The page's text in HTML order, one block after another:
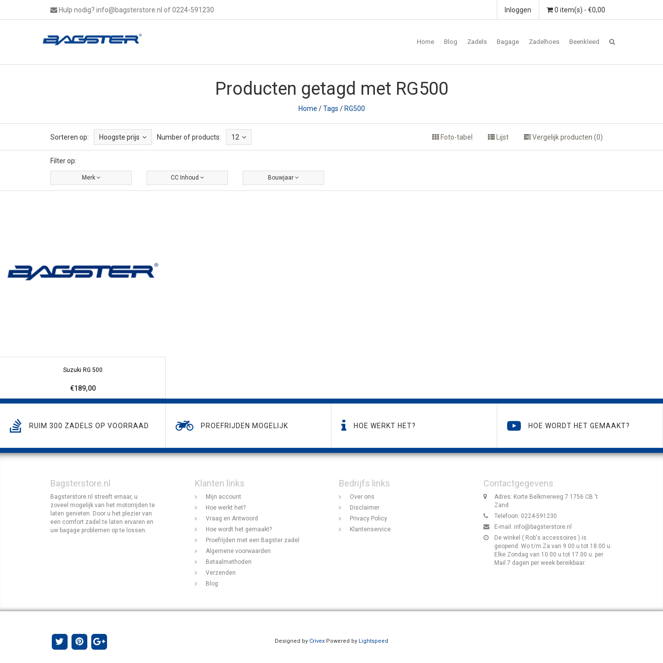
Hulp nodig? info@bagsterstore.nl of 0224-591230 0 item(s) - €0,00
Inloggen
Home Blog Zadels Bagage Zadelhoes Beenkleed
Producten getagd met RG500
Home /Tags /RG500
Sorteren op: Hoogste prijs Number of products: 12 Foto-tabel Lijst Vergelijk producten (0)
Filter op:
Merk CC Inhoud Bouwjaar
Suzuki RG 500
€189,00
RUIM 300 ZADELS OP VOORRAAD PROEFRIJDEN MOGELIJK HOE WERKT HET? HOE WORDT HET GEMAAKT?
Bagsterstore.nl
Bagsterstore.nl streeft ernaar, u
zoveel mogelijk van het motorrijden te
laten genieten. Door u het plezier van
een comfort zadel te laten ervaren en
uw bagage problemen op te lossen.
Klanten links
Mijn account
Hoe werkt het?
Vraag en Antwoord
Hoe wordt het gemaakt?
Proefrijden met een Bagster zadel
Algemene voorwaarden
Betaalmethoden
Verzenden
Blog
Bedrijfs links
Over ons
Disclaimer
Privacy Policy
Klantenservice
Contactgegevens
Adres: Korte Belkmerweg 7 1756 CB 't
Zand
Telefoon: 0224-591230
E-mail: info@bagsterstore.nl
De winkel ( Rob's accessoires ) is
geopend: Wo t/m Za van 9.00 u tot 18.00 u.
Elke Zondag van 10.00 u tot 17.00 u. per
Mail 7 dagen per week bereikbaar.
Designed by Crivex Powered by Lightspeed